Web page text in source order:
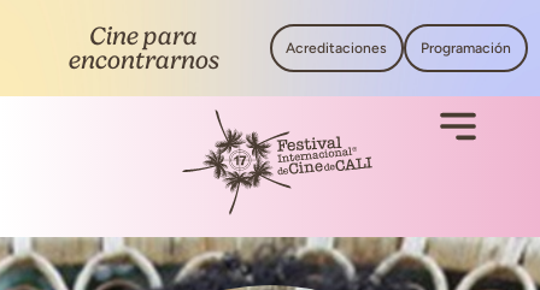
Cine para
encontrarnos
Acreditaciones Programación